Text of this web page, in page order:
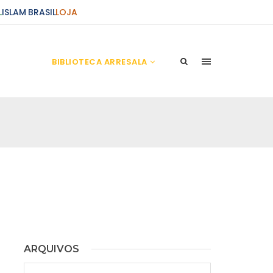
ISLAM BRASILLOJA
BIBLIOTECA ARRESALA
ARQUIVOS
Arquivos